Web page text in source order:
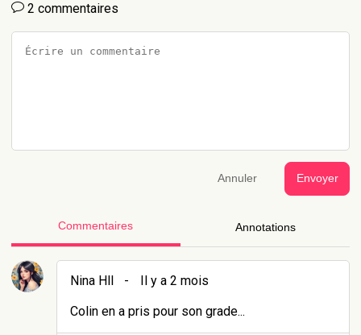
2 commentaires
Annuler Envoyer
Commentaires Annotations
Nina Hll -
Il y a 2 mois
Colin en a pris pour son grade...